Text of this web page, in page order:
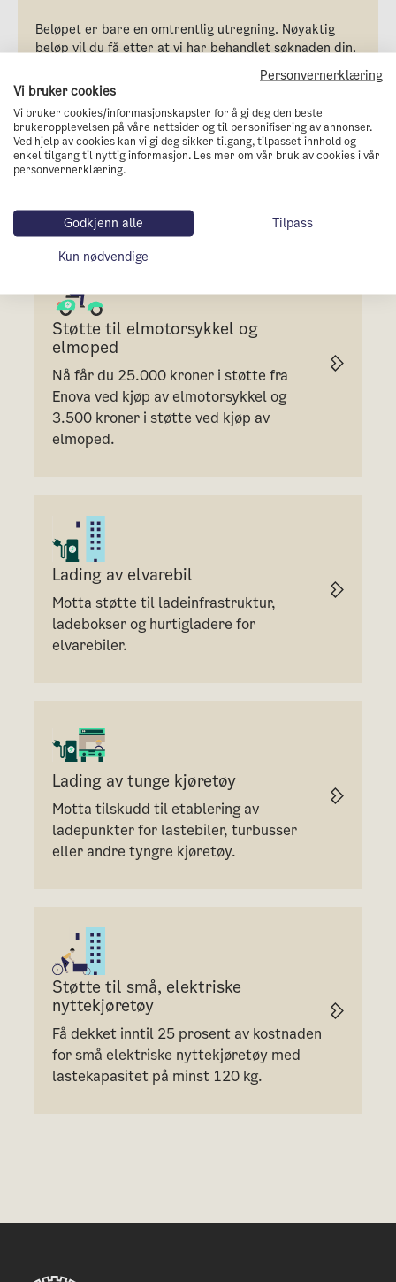
Beløpet er bare en omtrentlig utregning. Nøyaktig
beløp vil du få etter at vi har behandlet søknaden din.
Lignende tilskudd
Støtte til elmotorsykkel og
elmoped
Nå får du 25.000 kroner i støtte fra
Enova ved kjøp av elmotorsykkel og
3.500 kroner i støtte ved kjøp av
elmoped.
Lading av elvarebil
Motta støtte til ladeinfrastruktur,
ladebokser og hurtigladere for
elvarebiler.
Lading av tunge kjøretøy
Motta tilskudd til etablering av
ladepunkter for lastebiler, turbusser
eller andre tyngre kjøretøy.
Støtte til små, elektriske
nyttekjøretøy
Få dekket inntil 25 prosent av kostnaden
for små elektriske nyttekjøretøy med
lastekapasitet på minst 120 kg.
Personvernerklæring
Vi bruker cookies
Vi bruker cookies/informasjonskapsler for å gi deg den beste
brukeropplevelsen på våre nettsider og til personifisering av annonser.
Ved hjelp av cookies kan vi gi deg sikker tilgang, tilpasset innhold og
enkel tilgang til nyttig informasjon. Les mer om vår bruk av cookies i vår
personvernerklæring.
Godkjenn alle
Tilpass
Kun nødvendige